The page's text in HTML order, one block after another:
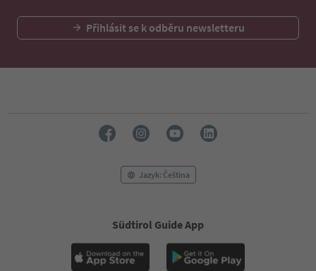
Přihlásit se k odběru newsletteru
Jazyk: Čeština
Südtirol Guide App